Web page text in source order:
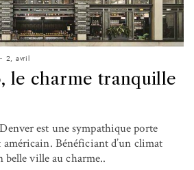
2, avril
le charme tranquille
est une sympathique porte
américain. Bénéficiant d’un climat
belle ville au charme..